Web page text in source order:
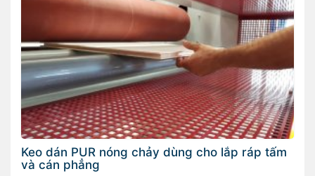
Keo dán PUR nóng chảy dùng cho lắp ráp tấm
và cán phẳng